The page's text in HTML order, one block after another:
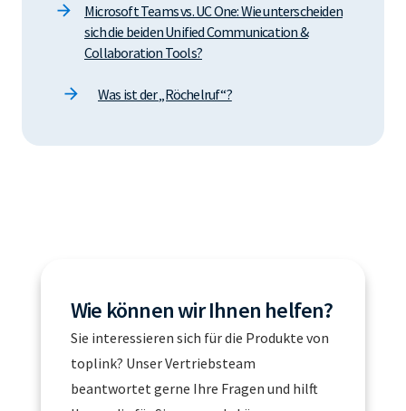
Microsoft Teams vs. UC One: Wie unterscheiden
sich die beiden Unified Communication &
Collaboration Tools?
Was ist der „Röchelruf“?
Wie können wir Ihnen helfen?
Sie interessieren sich für die Produkte von
toplink? Unser Vertriebsteam
beantwortet gerne Ihre Fragen und hilft